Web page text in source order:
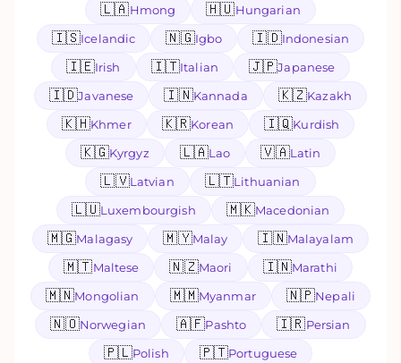
🇱🇦Hmong 🇭🇺Hungarian
🇮🇸Icelandic 🇳🇬Igbo 🇮🇩Indonesian
🇮🇪Irish 🇮🇹Italian 🇯🇵Japanese
🇮🇩Javanese 🇮🇳Kannada 🇰🇿Kazakh
🇰🇭Khmer 🇰🇷Korean 🇮🇶Kurdish
🇰🇬Kyrgyz 🇱🇦Lao 🇻🇦Latin
🇱🇻Latvian 🇱🇹Lithuanian
🇱🇺Luxembourgish 🇲🇰Macedonian
🇲🇬Malagasy 🇲🇾Malay 🇮🇳Malayalam
🇲🇹Maltese 🇳🇿Maori 🇮🇳Marathi
🇲🇳Mongolian 🇲🇲Myanmar 🇳🇵Nepali
🇳🇴Norwegian 🇦🇫Pashto 🇮🇷Persian
🇵🇱Polish 🇵🇹Portuguese